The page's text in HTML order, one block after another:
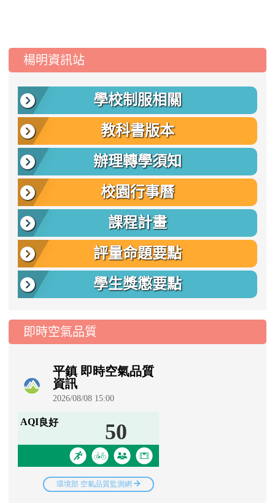
::: 楊明資訊站
學校制服相關
教科書版本
辦理轉學須知
校園行事曆
課程計畫
評量命題要點
學生獎懲要點
即時空氣品質